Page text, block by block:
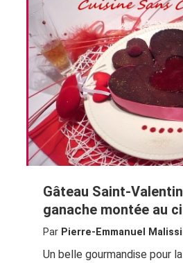
Gâteau Saint-
ganache montée au
Par Pierre-Emmanuel
Un belle gourmandise pour